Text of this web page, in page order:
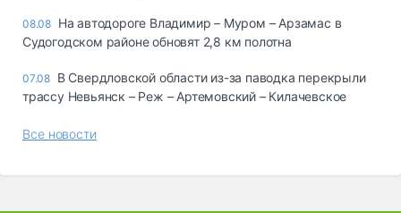
08.08 На автодороге Владимир – Муром – Арзамас в
Судогодском районе обновят 2,8 км полотна
07.08 В Свердловской области из-за паводка перекрыли
трассу Невьянск – Реж – Артемовский – Килачевское
Все новости